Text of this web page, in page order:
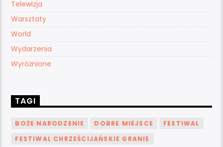
Telewizja
Warsztaty
World
Wydarzenia
Wyróżnione
TAGI
BOŻE NARODZENIE DOBRE MIEJSCE
FESTIWAL
FESTIWAL CHRZEŚCIJAŃSKIE GRANIE